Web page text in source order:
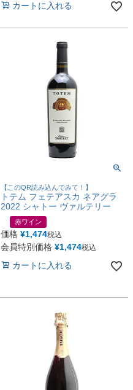
カートに入れる
【このQR読み込んでみて！】
トテム フェテアスカ ネアグラ
2022 シャトー ヴァルテリー
赤ワイン
価格 ¥1,474税込
会員特別価格 ¥1,474税込
カートに入れる